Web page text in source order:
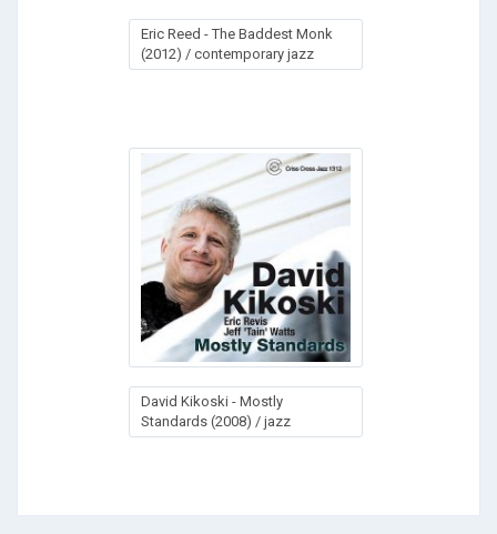
Eric Reed - The Baddest Monk
(2012) / contemporary jazz
David Kikoski - Mostly
Standards (2008) / jazz